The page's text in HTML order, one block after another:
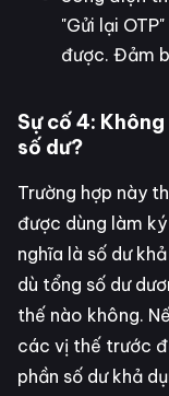
"Gửi lại
được. Đảm
Sự cố 4:
số dư?
Trường hợp này
được dùng làm
nghĩa là số dư
dù tổng số dư
thế nào không.
các vị thế trước
phần số dư khả